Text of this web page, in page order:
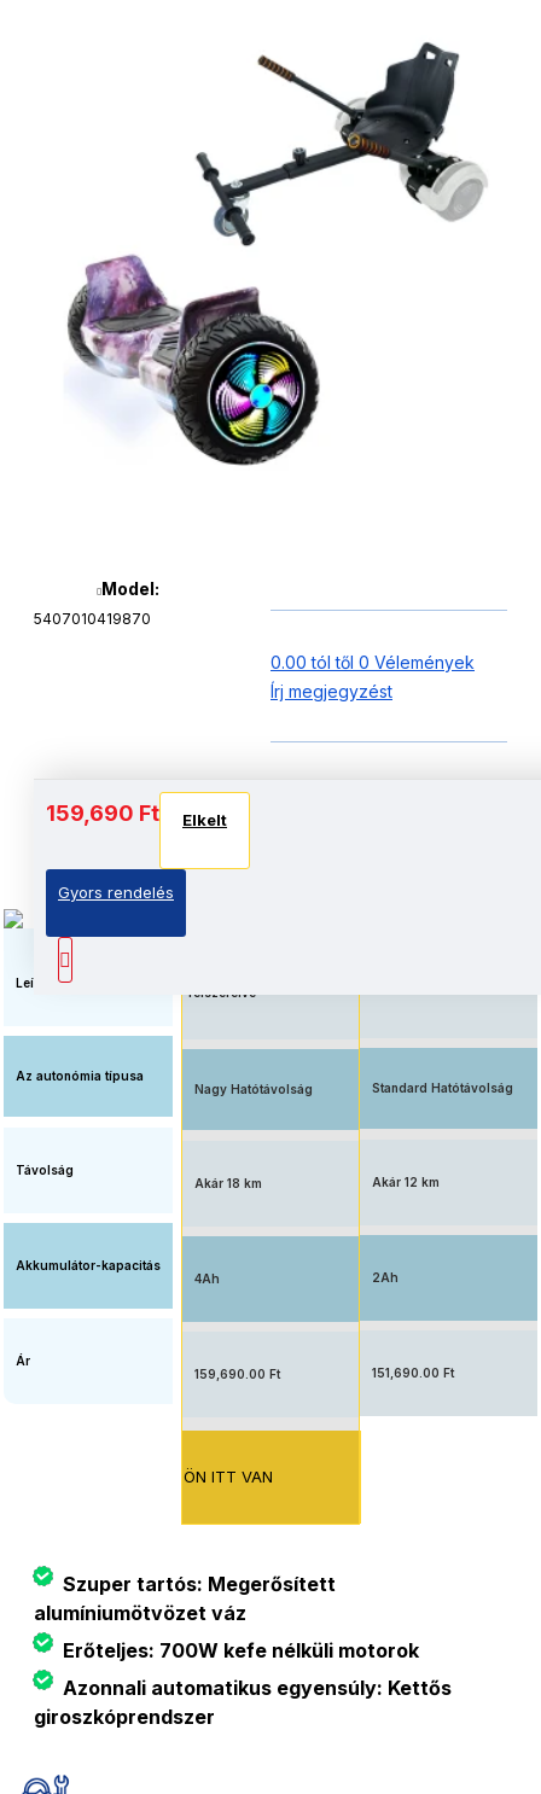
Model:
5407010419870
0.00 tól től 0 Vélemények
Írj megjegyzést
159,690 Ft Elkelt
Gyors rendelés
Akkumulátor és autonómia
Leírás
Az autonómia típusa
Távolság
Akkumulátor-kapacitás
Ár
felszerelve
Nagy Hatótávolság
Akár 18 km
4Ah
159,690.00 Ft
ÖN ITT VAN
Standard Hatótávolság
Akár 12 km
2Ah
151,690.00 Ft
Szuper tartós: Megerősített
alumíniumötvözet váz
Erőteljes: 700W kefe nélküli motorok
Azonnali automatikus egyensúly: Kettős
giroszkóprendszer